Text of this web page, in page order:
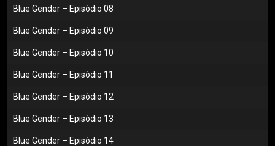
Blue Gender – Episódio 08
Blue Gender – Episódio 09
Blue Gender – Episódio 10
Blue Gender – Episódio 11
Blue Gender – Episódio 12
Blue Gender – Episódio 13
Blue Gender – Episódio 14